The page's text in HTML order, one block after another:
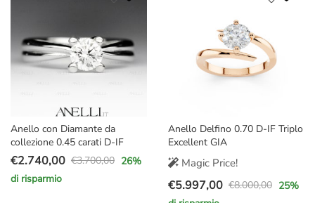
Anello con Diamante da
collezione 0.45 carati D-IF
€3.700,00
Il
prezzo
€2.740,00
Il
prezzo
26%
di risparmio
Anello Delfino 0.70 D-IF Triplo
Excellent GIA
Magic Price!
€8.000,00
Il
€5.997,00
Il
25%